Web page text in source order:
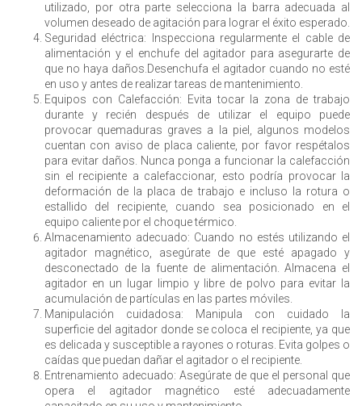
utilizado, por otra parte selecciona la barra adecuada al
volumen deseado de agitación para lograr el éxito esperado.
Seguridad eléctrica: Inspecciona regularmente el cable de
alimentación y el enchufe del agitador para asegurarte de
que no haya daños.Desenchufa el agitador cuando no esté
en uso y antes de realizar tareas de mantenimiento.
Equipos con Calefacción: Evita tocar la zona de trabajo
durante y recién después de utilizar el equipo puede
provocar quemaduras graves a la piel, algunos modelos
cuentan con aviso de placa caliente, por favor respétalos
para evitar daños. Nunca ponga a funcionar la calefacción
sin el recipiente a calefaccionar, esto podría provocar la
deformación de la placa de trabajo e incluso la rotura o
estallido del recipiente, cuando sea posicionado en el
equipo caliente por el choque térmico.
Almacenamiento adecuado: Cuando no estés utilizando el
agitador magnético, asegúrate de que esté apagado y
desconectado de la fuente de alimentación. Almacena el
agitador en un lugar limpio y libre de polvo para evitar la
acumulación de partículas en las partes móviles.
Manipulación cuidadosa: Manipula con cuidado la
superficie del agitador donde se coloca el recipiente, ya que
es delicada y susceptible a rayones o roturas. Evita golpes o
caídas que puedan dañar el agitador o el recipiente.
Entrenamiento adecuado: Asegúrate de que el personal que
opera el agitador magnético esté adecuadamente